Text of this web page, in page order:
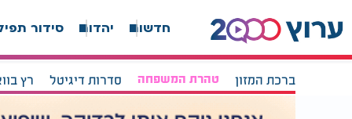
חדשות יהדות סידור
ברכת המזון טהרת המשפחה סדרות דיגיטל רץ